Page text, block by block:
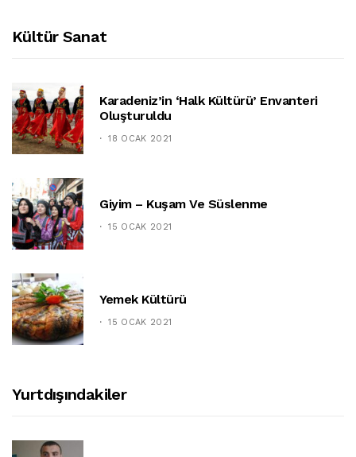
Kültür Sanat
Karadeniz’in ‘halk Kültürü’ Envanteri
Oluşturuldu
18 OCAK 2021
Giyim – Kuşam Ve Süslenme
15 OCAK 2021
Yemek Kültürü
15 OCAK 2021
Yurtdışındakiler